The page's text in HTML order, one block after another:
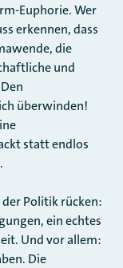
Euphorie. Wer
erkennen, dass
die
und
überwinden!
statt endlos
Politik rücken:
ein echtes
Und vor allem:
Die